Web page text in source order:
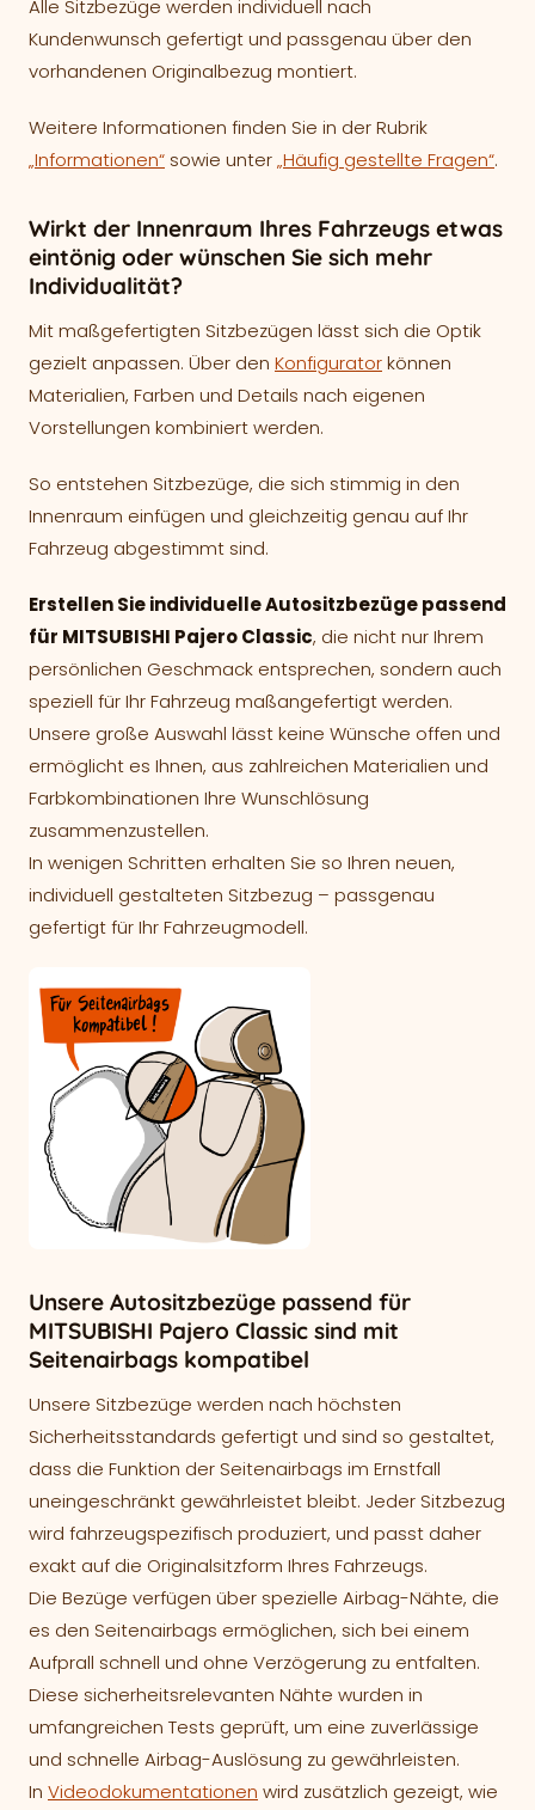
Alle Sitzbezüge werden individuell nach
Kundenwunsch gefertigt und passgenau über den
vorhandenen Originalbezug montiert.
Weitere Informationen finden Sie in der Rubrik
„Informationen“ sowie unter„Häufig gestellte Fragen“.
Wirkt der Innenraum Ihres Fahrzeugs etwas
eintönig oder wünschen Sie sich mehr
Individualität?
Mit maßgefertigten Sitzbezügen lässt sich die Optik
gezielt anpassen. Über den Konfiguratorkönnen
Materialien, Farben und Details nach eigenen
Vorstellungen kombiniert werden.
So entstehen Sitzbezüge, die sich stimmig in den
Innenraum einfügen und gleichzeitig genau auf Ihr
Fahrzeug abgestimmt sind.
Erstellen Sie individuelle Autositzbezüge passend
für MITSUBISHI Pajero Classic, die nicht nur Ihrem
persönlichen Geschmack entsprechen, sondern auch
speziell für Ihr Fahrzeug maßangefertigt werden.
Unsere große Auswahl lässt keine Wünsche offen und
ermöglicht es Ihnen, aus zahlreichen Materialien und
Farbkombinationen Ihre Wunschlösung
zusammenzustellen.
In wenigen Schritten erhalten Sie so Ihren neuen,
individuell gestalteten Sitzbezug – passgenau
gefertigt für Ihr Fahrzeugmodell.
Unsere Autositzbezüge passend für
MITSUBISHI Pajero Classic sind mit
Seitenairbags kompatibel
Unsere Sitzbezüge werden nach höchsten
Sicherheitsstandards gefertigt und sind so gestaltet,
dass die Funktion der Seitenairbags im Ernstfall
uneingeschränkt gewährleistet bleibt. Jeder Sitzbezug
wird fahrzeugspezifisch produziert, und passt daher
exakt auf die Originalsitzform Ihres Fahrzeugs.
Die Bezüge verfügen über spezielle Airbag-Nähte, die
es den Seitenairbags ermöglichen, sich bei einem
Aufprall schnell und ohne Verzögerung zu entfalten.
Diese sicherheitsrelevanten Nähte wurden in
umfangreichen Tests geprüft, um eine zuverlässige
und schnelle Airbag-Auslösung zu gewährleisten.
In Videodokumentationen wird zusätzlich gezeigt, wie